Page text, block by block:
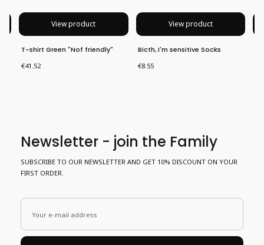
View product
T-shirt Green "Nof friendly"
Price
€41.52
View product
Bicth, I'm sensitive Socks
Price
€8.55
Newsletter - join the Family
SUBSCRIBE TO OUR NEWSLETTER AND GET 10% DISCOUNT ON YOUR
FIRST ORDER.
Your e-mail address